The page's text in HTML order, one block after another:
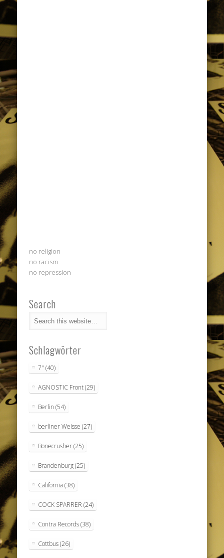
no religion
no racism
no repression
Search
Schlagwörter
7" (40)
AGNOSTIC Front(29)
Berlin (54)
berliner Weisse (27)
Bonecrusher(25)
Brandenburg(25)
California (38)
COCK SPARRER (24)
Contra Records(38)
Cottbus(26)